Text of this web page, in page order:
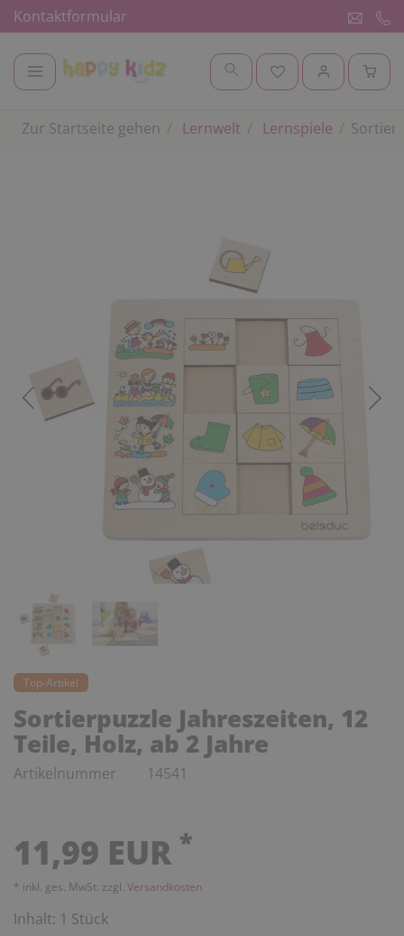
Kontaktformular
Zur Startseite gehen Lernwelt Lernspiele
Top-Artikel
Sortierpuzzle Jahreszeiten, 12
Teile, Holz, ab 2 Jahre
Artikelnummer 14541
11,99 EUR *
* inkl. ges. MwSt. zzgl. Versandkosten
Inhalt: 1 Stück